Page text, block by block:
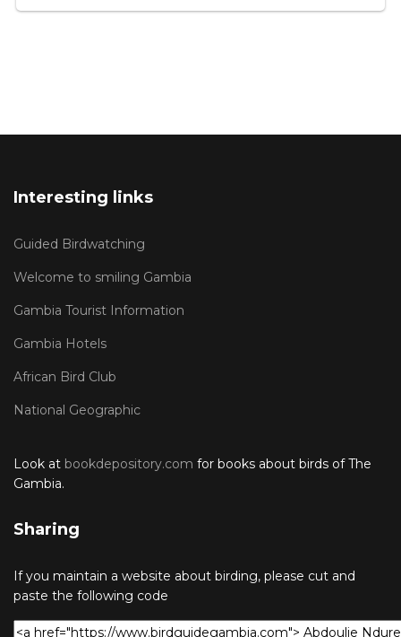
Interesting links
Guided Birdwatching
Welcome to smiling Gambia
Gambia Tourist Information
Gambia Hotels
African Bird Club
National Geographic
Look at bookdepository.com for books about birds of The
Gambia.
Sharing
If you maintain a website about birding, please cut and
paste the following code